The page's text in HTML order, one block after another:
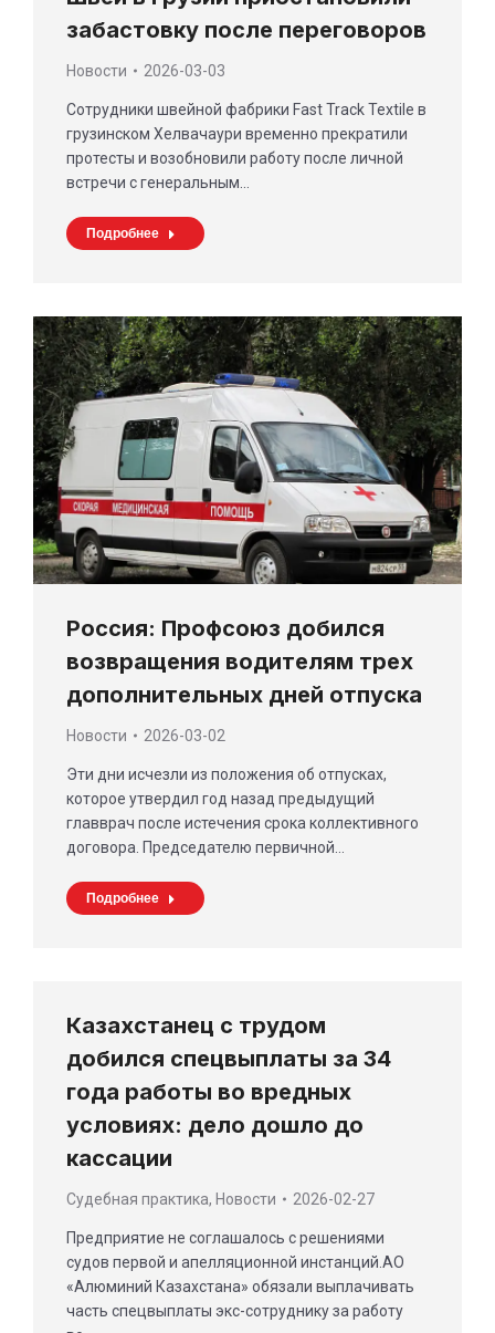
забастовку после переговоров
Новости 2026-03-03
Сотрудники швейной фабрики Fast Track Textile в
грузинском Хелвачаури временно прекратили
протесты и возобновили работу после личной
встречи с генеральным…
Подробнее
Россия: Профсоюз добился
возвращения водителям трех
дополнительных дней отпуска
Новости 2026-03-02
Эти дни исчезли из положения об отпусках,
которое утвердил год назад предыдущий
главврач после истечения срока коллективного
договора. Председателю первичной…
Подробнее
Казахстанец с трудом
добился спецвыплаты за 34
года работы во вредных
условиях: дело дошло до
кассации
Cудебная практика, Новости 2026-02-27
Предприятие не соглашалось с решениями
судов первой и апелляционной инстанций.АО
«Алюминий Казахстана» обязали выплачивать
часть спецвыплаты экс-сотруднику за работу